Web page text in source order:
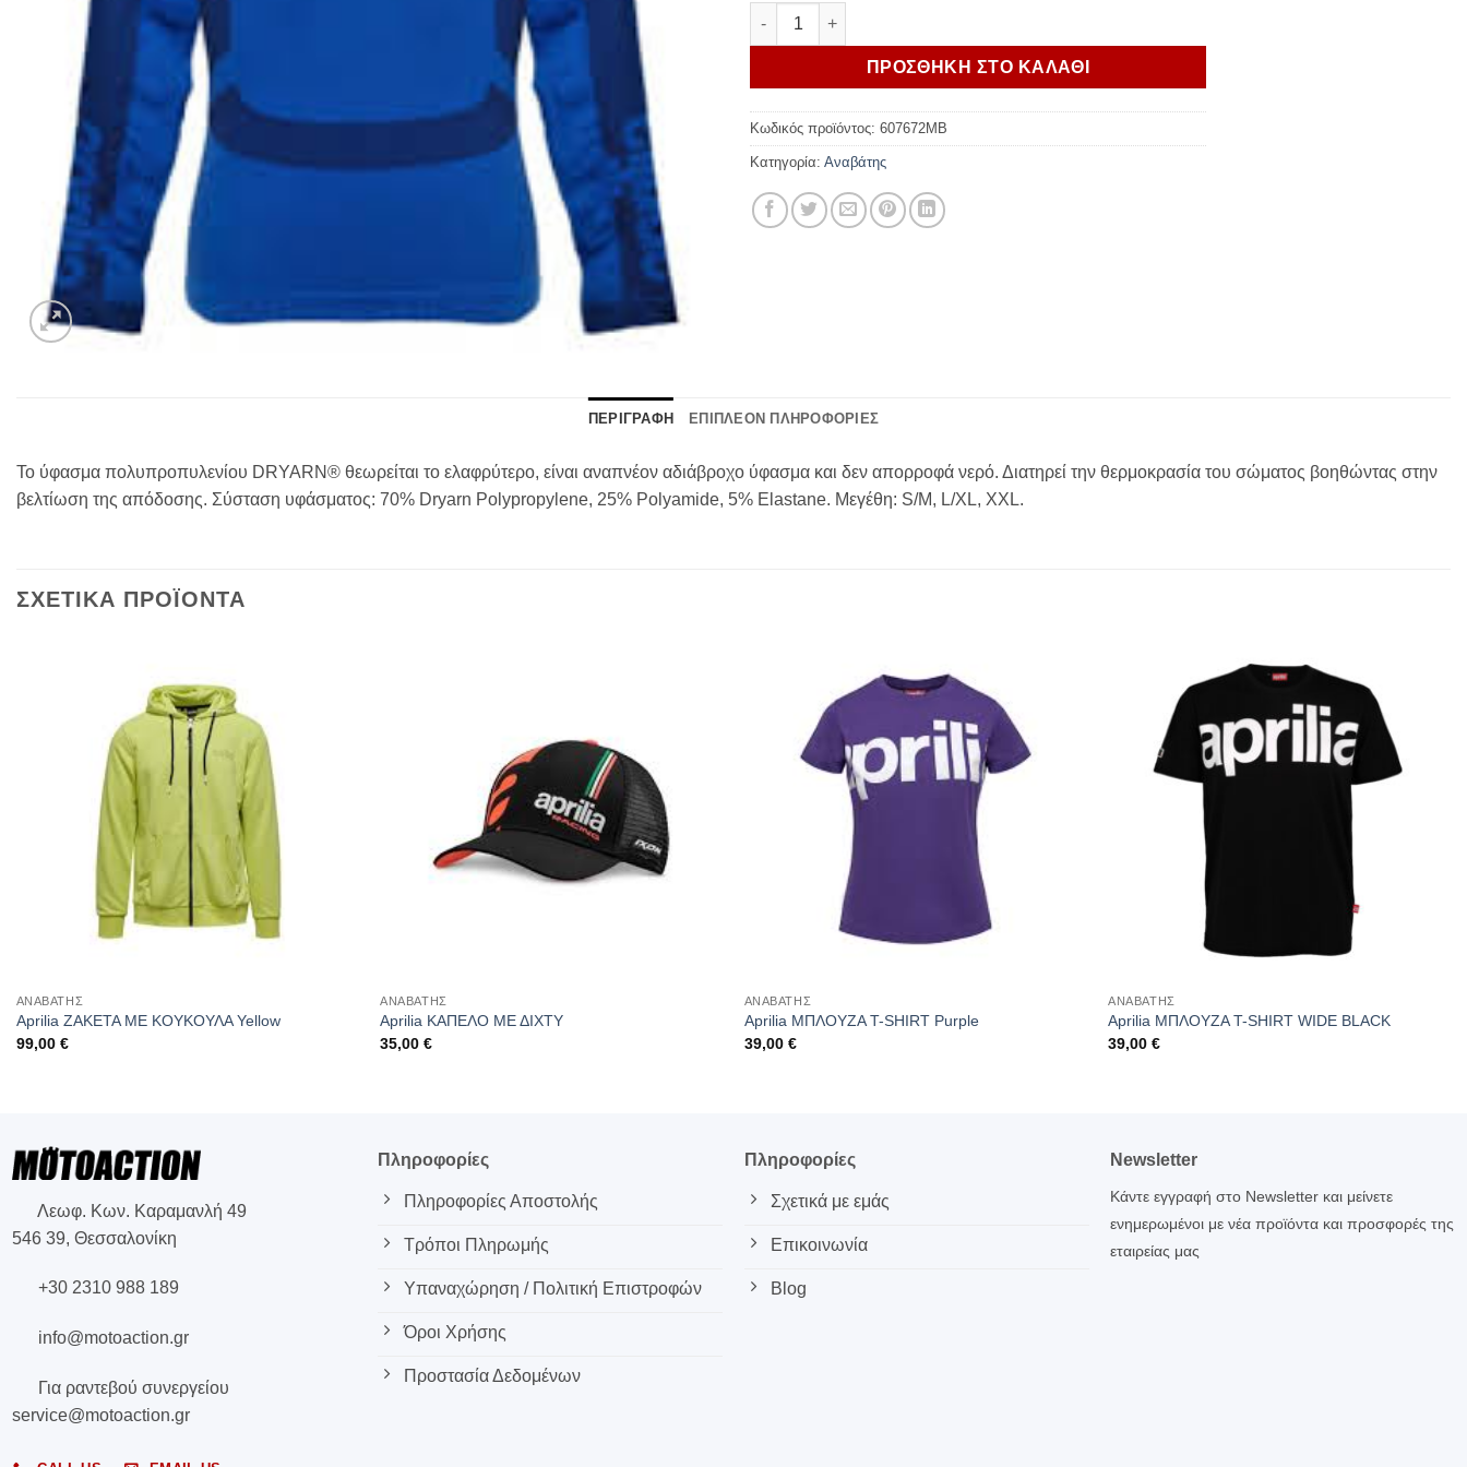
Aprilia ΜΠΛΟΥΖΑ ΕΣΩΡΟΥΧΟ TECH Tuareg ποσότητα
ΠΡΟΣΘΗΚΗ ΣΤΟ ΚΑΛΑΘΙ
Κωδικός προϊόντος: 607672MB
Κατηγορία: Αναβάτης
ΠΕΡΙΓΡΑΦΗ ΕΠΙΠΛΕΟΝ ΠΛΗΡΟΦΟΡΙΕΣ
Το ύφασμα πολυπροπυλενίου DRYARN® θεωρείται το ελαφρύτερο, είναι αναπνέον αδιάβροχο ύφασμα και δεν απορροφά νερό. Διατηρεί την θερμοκρασία του σώματος βοηθώντας στην
βελτίωση της απόδοσης. Σύσταση υφάσματος: 70% Dryarn Polypropylene, 25% Polyamide, 5% Elastane. Μεγέθη: S/M, L/XL, XXL.
ΣΧΕΤΙΚΑ ΠΡΟΪΟΝΤΑ
ΑΝΑΒΑΤΗΣ
Aprilia ΖΑΚΕΤΑ ΜΕ ΚΟΥΚΟΥΛΑ Yellow
99,00 €
ΑΝΑΒΑΤΗΣ
Aprilia ΚΑΠΕΛΟ ΜΕ ΔΙΧΤΥ
35,00€
ΑΝΑΒΑΤΗΣ
Aprilia ΜΠΛΟΥΖΑ T-SHIRT Purple
39,00 €
ΑΝΑΒΑΤΗΣ
Aprilia ΜΠΛΟΥΖΑ T-SHIRT WIDE BLACK
39,00€
Λεωφ. Κων. Καραμανλή 49
546 39, Θεσσαλονίκη
+30 2310 988 189
info@motoaction.gr
Για ραντεβού συνεργείου
service@motoaction.gr
Πληροφορίες
Πληροφορίες Αποστολής
Τρόποι Πληρωμής
Υπαναχώρηση / Πολιτική Επιστροφών
Όροι Χρήσης
Προστασία Δεδομένων
Πληροφορίες
Σχετικά με εμάς
Επικοινωνία
Blog
Newsletter
Κάντε εγγραφή στο Newsletter και μείνετε
ενημερωμένοι με νέα προϊόντα και προσφορές της
εταιρείας μας